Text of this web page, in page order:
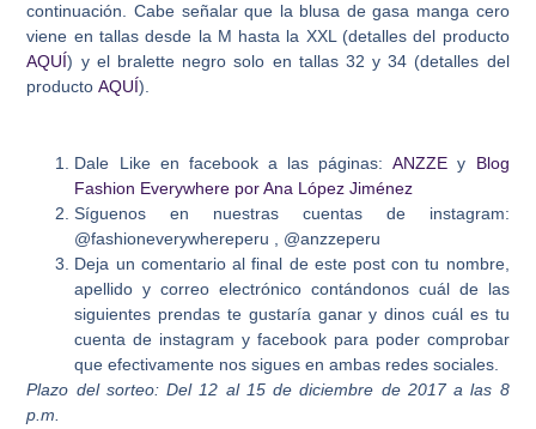
continuación. Cabe señalar que la blusa de gasa manga cero
viene en tallas desde la M hasta la XXL (detalles del producto
AQUÍ) y el bralette negro solo en tallas 32 y 34 (detalles del
productoAQUÍ).
Dale Like en facebook a las páginas:ANZZE y Blog
Fashion Everywhere por Ana López Jiménez
Síguenos en nuestras cuentas de instagram:
@fashioneverywhereperu , @anzzeperu
Deja un comentario al final de este post con tu nombre,
apellido y correo electrónico contándonos cuál de las
siguientes prendas te gustaría ganar y dinos cuál es tu
cuenta de instagram y facebook para poder comprobar
que efectivamente nos sigues en ambas redes sociales.
Plazo del sorteo: Del 12 al 15 de diciembre de 2017 a las 8
p.m.